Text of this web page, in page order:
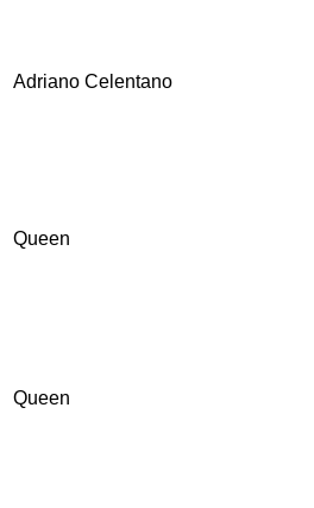
Adriano Celentano
Queen
Queen